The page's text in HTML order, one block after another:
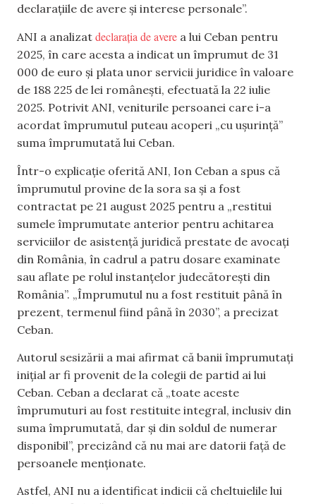
declarațiile de avere și interese personale”.
ANI a analizat declarația de avere a lui Ceban pentru
2025, în care acesta a indicat un împrumut de 31
000 de euro și plata unor servicii juridice în valoare
de 188 225 de lei românești, efectuată la 22 iulie
2025. Potrivit ANI, veniturile persoanei care i-a
acordat împrumutul puteau acoperi „cu ușurință”
suma împrumutată lui Ceban.
Într-o explicație oferită ANI, Ion Ceban a spus că
împrumutul provine de la sora sa și a fost
contractat pe 21 august 2025 pentru a „restitui
sumele împrumutate anterior pentru achitarea
serviciilor de asistență juridică prestate de avocați
din România, în cadrul a patru dosare examinate
sau aflate pe rolul instanțelor judecătorești din
România”. „Împrumutul nu a fost restituit până în
prezent, termenul fiind până în 2030”, a precizat
Ceban.
Autorul sesizării a mai afirmat că banii împrumutați
inițial ar fi provenit de la colegii de partid ai lui
Ceban. Ceban a declarat că „toate aceste
împrumuturi au fost restituite integral, inclusiv din
suma împrumutată, dar și din soldul de numerar
disponibil”, precizând că nu mai are datorii față de
persoanele menționate.
Astfel, ANI nu a identificat indicii că cheltuielile lui